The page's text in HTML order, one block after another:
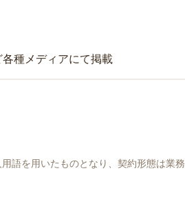
種メディアにて掲載
語を用いたものとなり、契約形態は業務